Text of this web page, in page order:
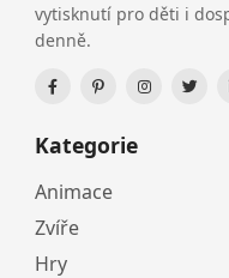
vytisknutí pro děti i
denně.
Kategorie
Animace
Zvíře
Hry